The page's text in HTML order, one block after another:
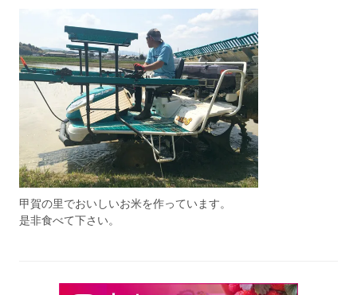
甲賀の里でおいしいお米を作っています。
是非食べて下さい。